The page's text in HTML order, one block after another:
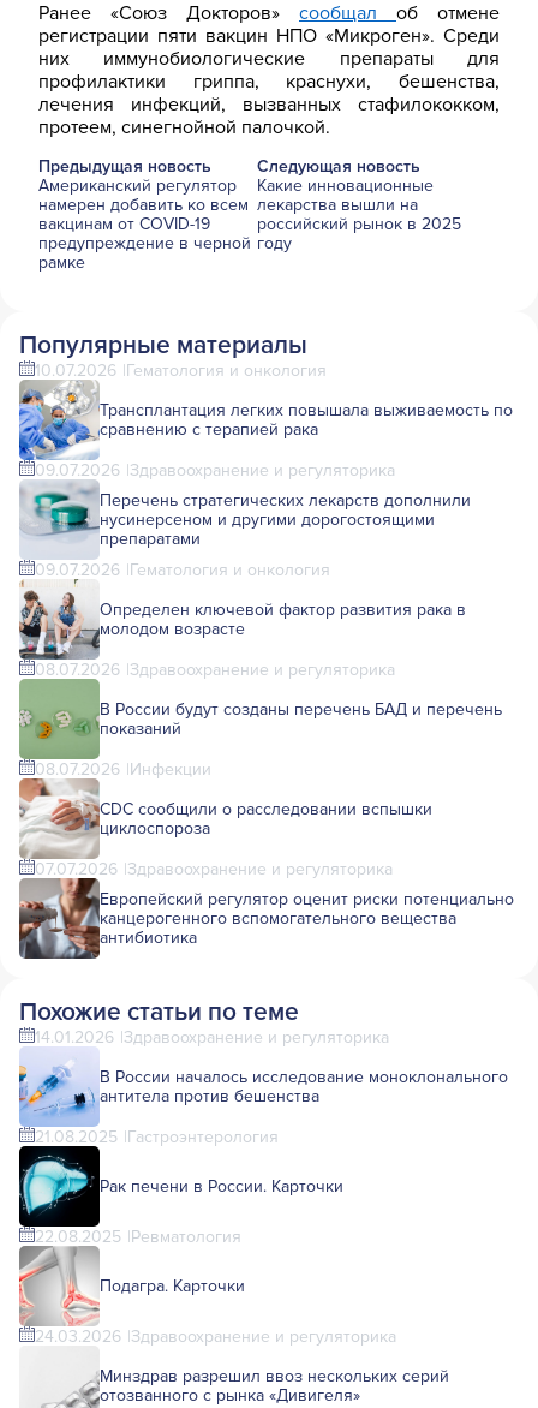
Ранее «Союз Докторов»
сообщал об отмене
регистрации пяти вакцин НПО «Микроген». Среди
них иммунобиологические препараты для
профилактики гриппа, краснухи, бешенства,
лечения инфекций, вызванных стафилококком,
протеем, синегнойной палочкой.
Предыдущая новость
Американский регулятор
намерен добавить ко всем
вакцинам от COVID-19
предупреждение в черной
рамке
Следующая новость
Какие инновационные
лекарства вышли на
российский рынок в 2025
году
Популярные материалы
10.07.2026 Гематология и онкология
Трансплантация легких повышала выживаемость по
сравнению с терапией рака
09.07.2026 Здравоохранение и регуляторика
Перечень стратегических лекарств дополнили
нусинерсеном и другими дорогостоящими
препаратами
09.07.2026 Гематология и онкология
Определен ключевой фактор развития рака в
молодом возрасте
08.07.2026 Здравоохранение и регуляторика
В России будут созданы перечень БАД и перечень
показаний
08.07.2026 Инфекции
CDC сообщили о расследовании вспышки
циклоспороза
07.07.2026 Здравоохранение и регуляторика
Европейский регулятор оценит риски потенциально
канцерогенного вспомогательного вещества
антибиотика
Похожие статьи по теме
14.01.2026 Здравоохранение и регуляторика
В России началось исследование моноклонального
антитела против бешенства
21.08.2025 Гастроэнтерология
Рак печени в России. Карточки
22.08.2025 Ревматология
Подагра. Карточки
24.03.2026 Здравоохранение и регуляторика
Минздрав разрешил ввоз нескольких серий
отозванного с рынка «Дивигеля»